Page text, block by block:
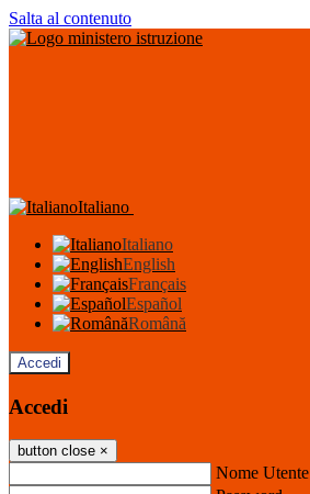
Salta al contenuto
Italiano
Italiano
English
Français
Español
Română
Accedi
Accedi
button close ×
Nome Utente